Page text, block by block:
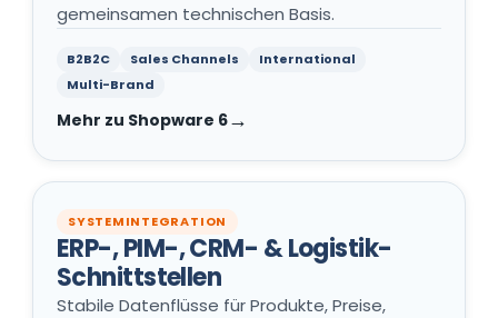
gemeinsamen technischen Basis.
B2B2C Sales Channels
International
Multi-Brand
Mehr zu Shopware 6
SYSTEMINTEGRATION
ERP-, PIM-, CRM- & Logistik-
Schnittstellen
Stabile Datenflüsse für Produkte, Preise,